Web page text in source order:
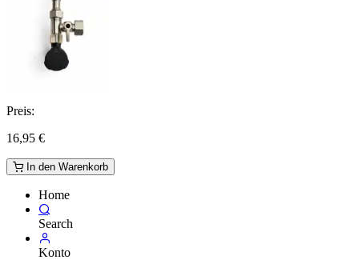
Preis:
16,95 €
In den Warenkorb
Home
Search
Konto